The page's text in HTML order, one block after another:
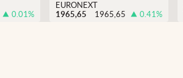
0.01%
EURONEXT
1965,65
1965,65 0.41%